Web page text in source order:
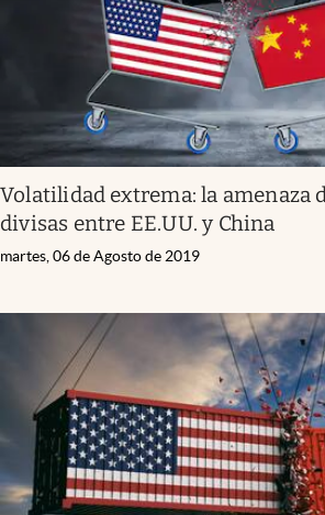
Volatilidad extrema: la amenaza
divisas entre EE.UU. y China
martes, 06 de Agosto de 2019